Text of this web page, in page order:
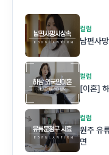
컬럼
남편사
컬럼
[이혼]
컬럼
원주 유
면